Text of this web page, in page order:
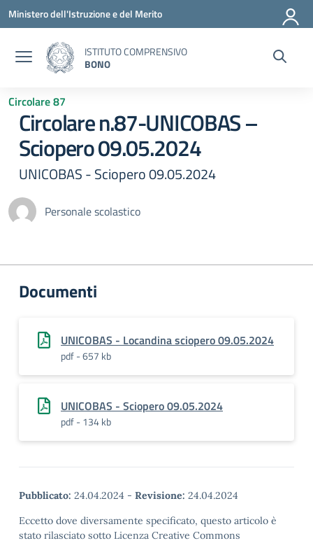
Vai ai contenuti
Vai al menu di navigazione
Vai al footer
Ministero dell'Istruzione e del Merito
ISTITUTO COMPRENSIVO
BONO
Circolare 87
Circolare n.87-UNICOBAS –
Sciopero 09.05.2024
UNICOBAS - Sciopero 09.05.2024
Personale scolastico
Documenti
UNICOBAS - Locandina sciopero 09.05.2024
pdf - 657 kb
UNICOBAS - Sciopero 09.05.2024
pdf - 134 kb
Pubblicato: 24.04.2024 - Revisione: 24.04.2024
Eccetto dove diversamente specificato, questo articolo è
stato rilasciato sotto Licenza Creative Commons